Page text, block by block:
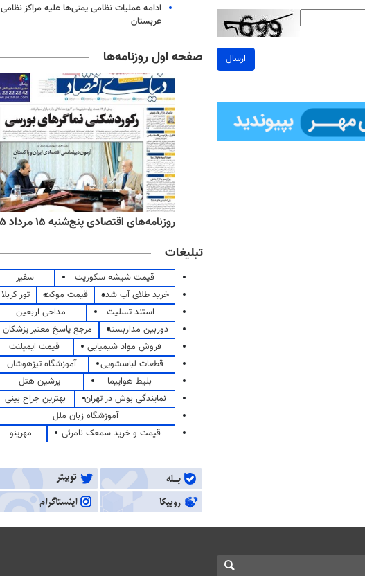
ارسال
ادامه عملیات نظامی یمنی‌ها علیه مراکز نظامی
عربستان
صفحه اول روزنامه‌ها
روزنامه‌های اقتصادی پنج‌شنبه ۱۵ مرداد ۱۴۰۵
تبلیغات
قیمت شیشه سکوریت
سفیر
خرید طلای آب شده
قیمت موکت
تور کربلا
استند تسلیت
مداحی اربعین
دوربین مداربسته
مرجع پاسخ معتبر پزشکان
فروش مواد شیمیایی
قیمت ایمپلنت
قطعات لباسشویی
آموزشگاه تیزهوشان
بلیط هواپیما
پرشین هتل
نمایندگی بوش در تهران
بهترین جراح بینی
آموزشگاه زبان ملل
قیمت و خرید سمعک نامرئی
مهرینو